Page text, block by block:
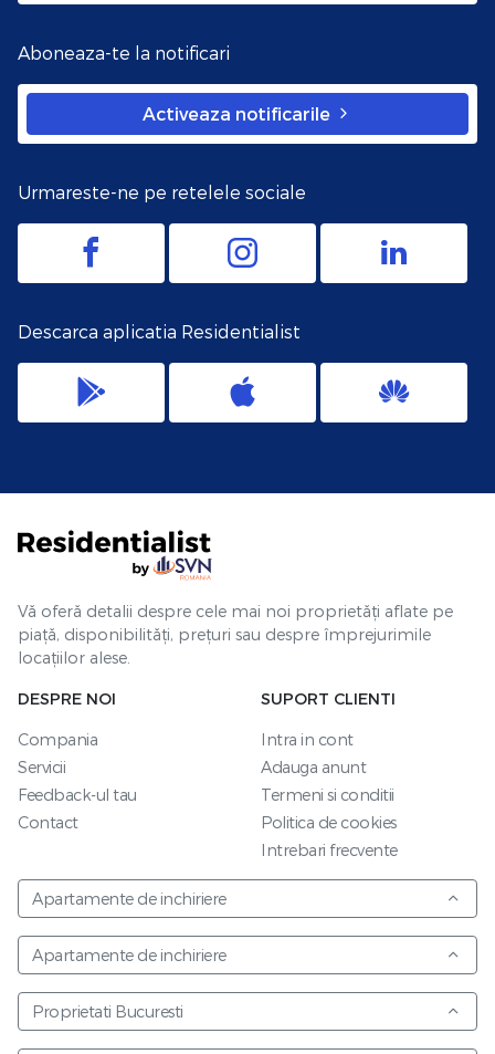
Aboneaza-te la notificari
Activeaza notificarile
Urmareste-ne pe retelele sociale
Descarca aplicatia Residentialist
Vă oferă detalii despre cele mai noi proprietăți aflate pe
piață, disponibilități, prețuri sau despre împrejurimile
locațiilor alese.
DESPRE NOI
Compania
Servicii
Feedback-ul tau
Contact
SUPORT CLIENTI
Intra in cont
Adauga anunt
Termeni si conditii
Politica de cookies
Intrebari frecvente
Apartamente de inchiriere
Apartamente de inchiriere
Proprietati Bucuresti